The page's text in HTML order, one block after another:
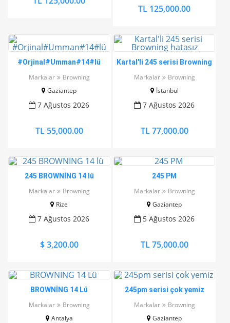
TL 125,000.00
#Orjinal#Umman#14#lü
Markalar
Browning
Gaziantep
7 Ağustos 2026
TL 55,000.00
Kartal'li 245 serisi Browning
Markalar
Browning
İstanbul
7 Ağustos 2026
TL 77,000.00
245 BROWNİNG 14 lü
Markalar
Browning
Rize
7 Ağustos 2026
$ 3,200.00
245 PM
Markalar
Browning
Gaziantep
5 Ağustos 2026
TL 75,000.00
BROWNİNG 14 Lü
Markalar
Browning
Antalya
245pm serisi çok yemiz
Markalar
Browning
Gaziantep